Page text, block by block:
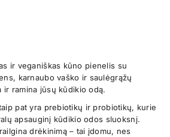
ir veganiškas kūno pienelis su
karnaubo vaško ir saulėgrąžų
ir ramina jūsų kūdikio odą.
pat yra prebiotikų ir probiotikų, kurie
apsauginį kūdikio odos sluoksnį.
drėkinimą – tai įdomu, nes